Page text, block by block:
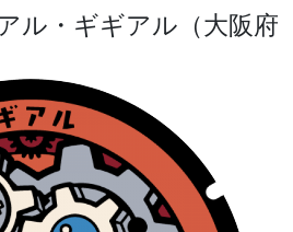
ル・ギギアル（大阪府